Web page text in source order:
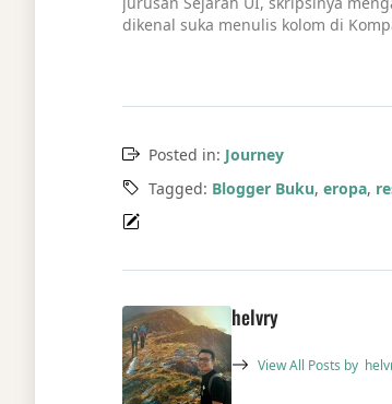
dikenal suka menulis kolom di
Posted in: Journey
Tagged: Blogger Buku, eropa,
helvry
View All Posts by